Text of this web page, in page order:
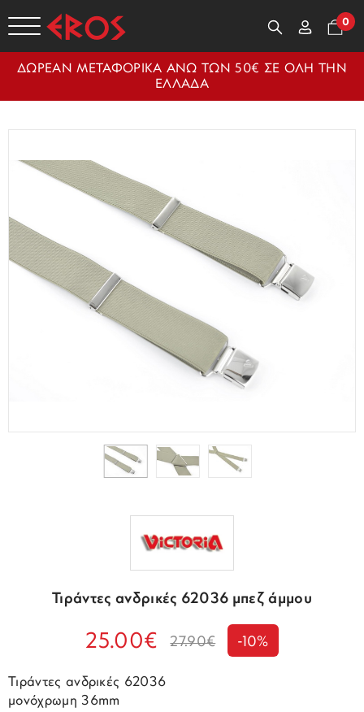
0
ΔΩΡΕΑΝ ΜΕΤΑΦΟΡΙΚΑ ΑΝΩ ΤΩΝ 50€ ΣΕ ΟΛΗ ΤΗΝ
ΕΛΛΑΔΑ
Τιράντες ανδρικές 62036 μπεζ άμμου
25.00€ 27.90€ -10%
Τιράντες ανδρικές 62036
μονόχρωμη 36mm